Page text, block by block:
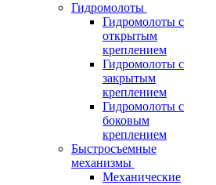
Гидромолоты
Гидромолоты с
открытым
креплением
Гидромолоты с
закрытым
креплением
Гидромолоты с
боковым
креплением
Быстросъемные
механизмы
Механические